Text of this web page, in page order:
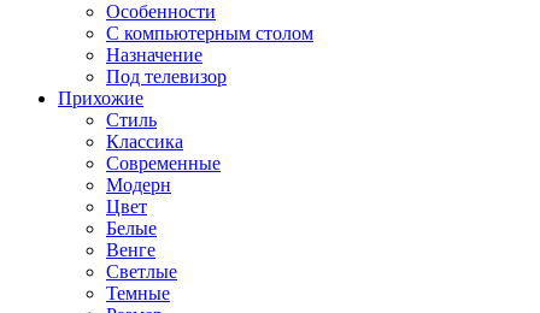
Особенности
С компьютерным столом
Назначение
Под телевизор
Прихожие
Стиль
Классика
Современные
Модерн
Цвет
Белые
Венге
Светлые
Темные